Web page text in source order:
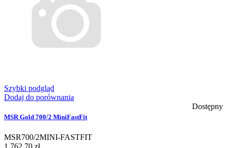
Szybki podgląd
Dodaj do porównania
Dostępny
MSR Gold 700/2 MiniFastFit
MSR700/2MINI-FASTFIT
1 762,70 zł